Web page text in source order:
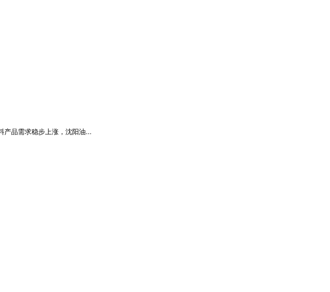
产品需求稳步上涨，沈阳油...